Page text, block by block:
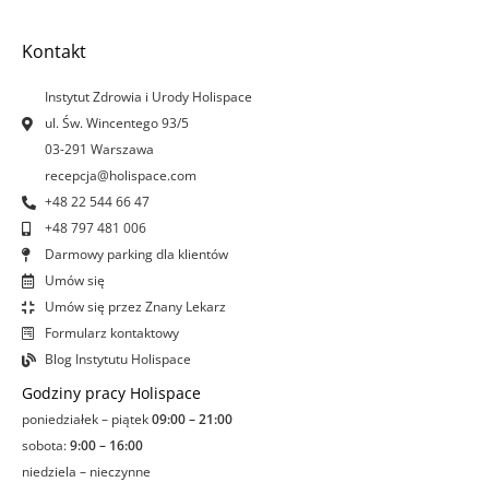
k
-
f
a
Kontakt
Instytut Zdrowia i Urody Holispace
ul. Św. Wincentego 93/5
03-291 Warszawa
recepcja@holispace.com
+48 22 544 66 47
+48 797 481 006
Darmowy parking dla klientów
Umów się
Umów się przez Znany Lekarz
Formularz kontaktowy
Blog Instytutu Holispace
Godziny pracy Holispace
poniedziałek – piątek09:00 – 21:00
sobota:9:00 – 16:00
niedziela – nieczynne